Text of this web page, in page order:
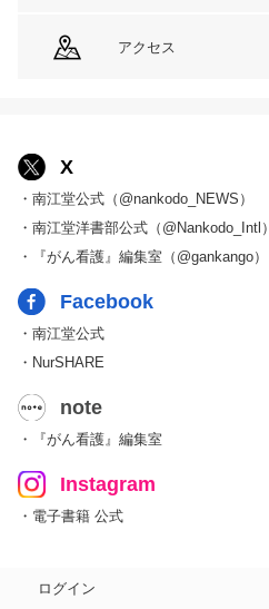
アクセス
X
・南江堂公式（@nankodo_NEWS）
・南江堂洋書部公式（@Nankodo_Intl）
・『がん看護』編集室（@gankango）
Facebook
・南江堂公式
・NurSHARE
note
・『がん看護』編集室
Instagram
・電子書籍 公式
ログイン